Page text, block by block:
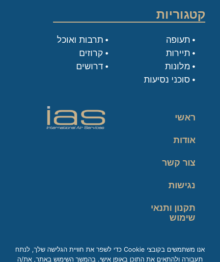
קטגוריות
תעופה
תיירות
מלונות
סוכני נסיעות
תרבות ואוכל
קרוזים
דרושים
ראשי
אודות
צור קשר
נגישות
תקנון ותנאי
שימוש
אנו משתמשים בקובצי Cookie כדי לשפר את חוויית הגלישה שלך, לנתח
תעבורה ולהתאים את התוכן באופן אישי. בהמשך השימוש באתר, את/ה